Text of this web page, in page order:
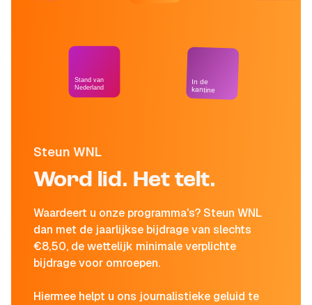
Steun WNL
Word lid. Het telt.
Waardeert u onze programma's? Steun WNL
dan met de jaarlijkse bijdrage van slechts
€8,50, de wettelijk minimale verplichte
bijdrage voor omroepen.
Hiermee helpt u ons journalistieke geluid te
Stand van
Nederland
In de
kantine